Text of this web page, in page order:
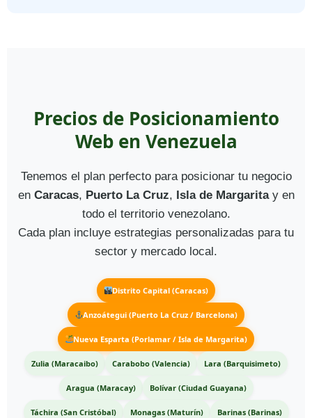
Precios de Posicionamiento
Web en Venezuela
Tenemos el plan perfecto para posicionar tu negocio
en Caracas, Puerto La Cruz, Isla de Margaritay en
todo el territorio venezolano.
Cada plan incluye estrategias personalizadas para tu
sector y mercado local.
Distrito Capital (Caracas)
Anzoátegui (Puerto La Cruz / Barcelona)
Nueva Esparta (Porlamar / Isla de Margarita)
Zulia (Maracaibo) Carabobo (Valencia) Lara (Barquisimeto)
Aragua (Maracay) Bolívar (Ciudad Guayana)
Táchira (San Cristóbal) Monagas (Maturín) Barinas (Barinas)